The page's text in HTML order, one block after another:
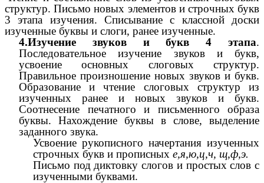
структур. Письмо новых элементов и строчных букв
3 этапа изучения. Списывание с классной доски
изученные буквы и слоги, ранее изученные.
4.Изучение звуков и букв 4 этапа.
Последовательное изучение звуков и букв,
усвоение основных слоговых структур.
Правильное произношение новых звуков и букв.
Образование и чтение слоговых структур из
изученных ранее и новых звуков и букв.
Соотнесение печатного и письменного образа
буквы. Нахождение буквы в слове, выделение
заданного звука.
Усвоение рукописного начертания изученных
строчных букв и прописных е,я,ю,ц,ч, щ,ф,э.
Письмо под диктовку слогов и простых слов с
изученными буквами.